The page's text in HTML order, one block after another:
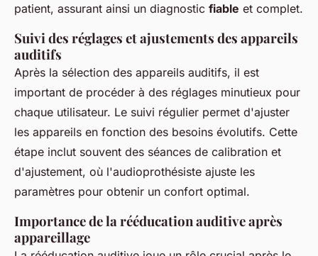
patient, assurant ainsi un diagnostic fiable et complet.
Suivi des réglages et ajustements des appareils
auditifs
Après la sélection des appareils auditifs, il est
important de procéder à des réglages minutieux pour
chaque utilisateur. Le suivi régulier permet d'ajuster
les appareils en fonction des besoins évolutifs. Cette
étape inclut souvent des séances de calibration et
d'ajustement, où l'audioprothésiste ajuste les
paramètres pour obtenir un confort optimal.
Importance de la rééducation auditive après
appareillage